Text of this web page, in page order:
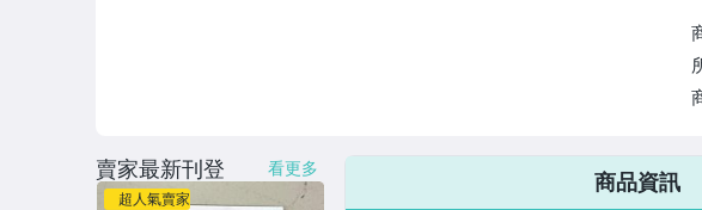
商品資訊
賣家最新刊登 看更多
超人氣賣家